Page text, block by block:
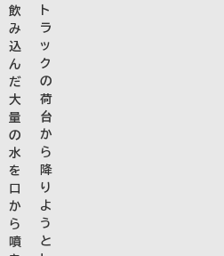
飲
み
込
ん
だ
大
量
の
水
を
口
か
ら
噴
ト
ラ
ッ
ク
の
荷
台
か
ら
降
り
よ
う
と